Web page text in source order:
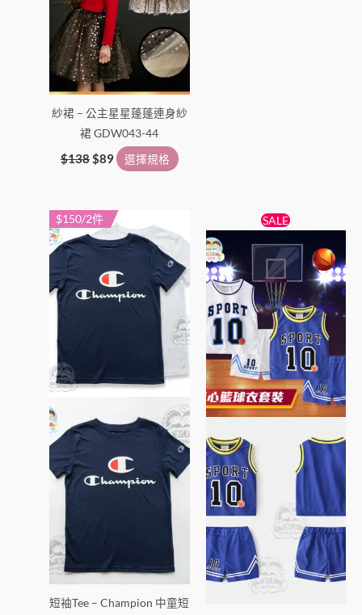
紗裙 – 公主星星蓬蓬連身紗
裙 GDW043-44
$138$89 選擇規格
擇
選
項
$150/2件
短袖Tee – Champion 中童短
產
品
多
款
式。
可
產
品
頁
面
選
擇
選
SALE
始
價
格：
$65。
目
前
價
格：
$55。
品
有
多
種
式。
可
在
產
品
頁
面
選
選
項